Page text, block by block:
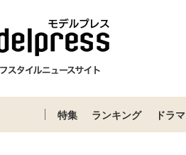
特集 ランキング ドラマ